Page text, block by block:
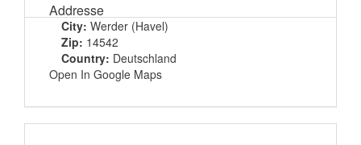
Addresse
City: Werder (Havel)
Zip: 14542
Country: Deutschland
Open In Google Maps